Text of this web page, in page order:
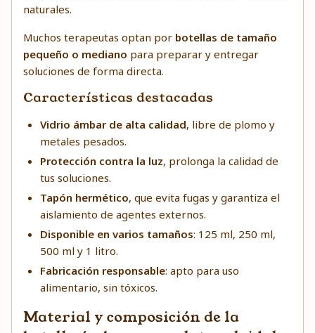
naturales.
Muchos terapeutas optan por botellas de tamaño
pequeño o mediano para preparar y entregar
soluciones de forma directa.
Características destacadas
Vidrio ámbar de alta calidad, libre de plomo y
metales pesados.
Protección contra la luz, prolonga la calidad de
tus soluciones.
Tapón hermético, que evita fugas y garantiza el
aislamiento de agentes externos.
Disponible en varios tamaños: 125 ml, 250 ml,
500 ml y 1 litro.
Fabricación responsable: apto para uso
alimentario, sin tóxicos.
Material y composición de la